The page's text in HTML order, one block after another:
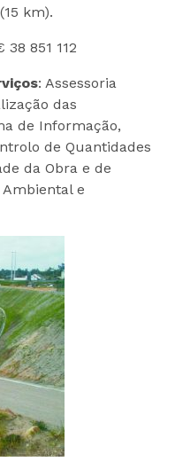
km).
38 851 112
: Assessoria
das
de Informação,
de Quantidades
da Obra e de
e